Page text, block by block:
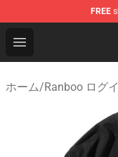
FREE
Open menu
Ranboo Shop -
ホーム/Ranboo ログ